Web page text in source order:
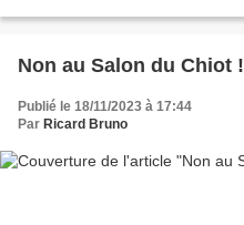
Non au Salon du Chiot !
Publié le 18/11/2023 à 17:44
Par Ricard Bruno